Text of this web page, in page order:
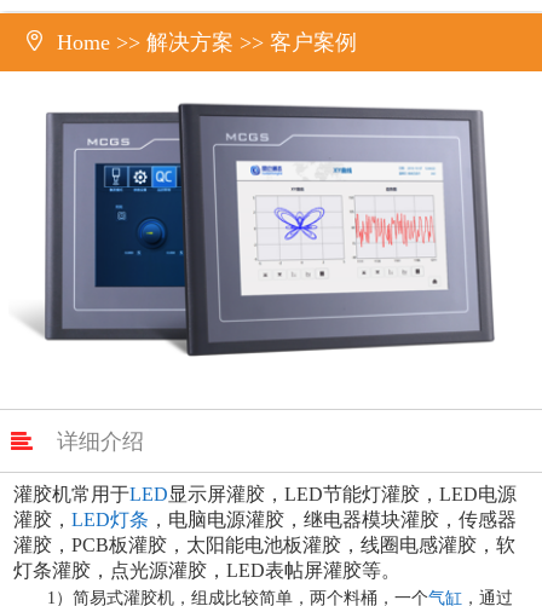
 Home >>解决方案 >>客户案例
 详细介绍
灌胶机常用于LED显示屏灌胶，LED节能灯灌胶，LED电源
灌胶，LED灯条 ，电脑电源灌胶，继电器模块灌胶，传感器
灌胶，PCB板灌胶，太阳能电池板灌胶，线圈电感灌胶，软
灯条灌胶，点光源灌胶，LED表帖屏灌胶等。
1）简易式灌胶机，组成比较简单，两个料桶，一个气缸 ，通过